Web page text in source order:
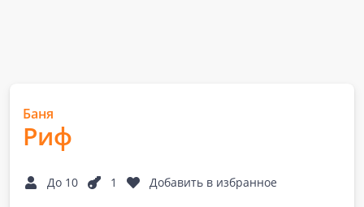
Баня
Риф
До 10 1 Добавить в избранное